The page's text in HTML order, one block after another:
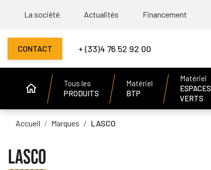
La société Actualités Financement
CONTACT + (33)4 76 52 92 00
Tous les
PRODUITS
Matériel
BTP
Matériel
ESPACES
VERTS
Accueil Marques LASCO
LASCO